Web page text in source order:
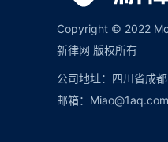
Copyright © 2022
新律网 版权所有
公司地址：四川省成
邮箱：Miao@1aq.com